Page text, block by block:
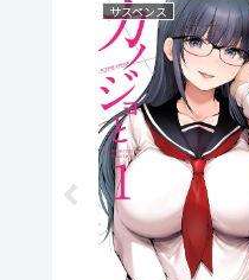
ファンタジー